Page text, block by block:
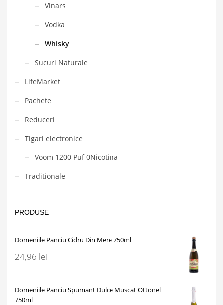
Vinars
Vodka
Whisky
Sucuri Naturale
LifeMarket
Pachete
Reduceri
Tigari electronice
Voom 1200 Puf 0Nicotina
Traditionale
PRODUSE
Domeniile Panciu Cidru Din Mere 750ml
24,96 lei
Domeniile Panciu Spumant Dulce Muscat Ottonel
750ml